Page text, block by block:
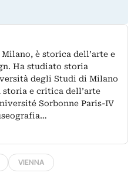
è storica dell’arte e
Ha studiato storia
degli Studi di Milano
storia e critica dell’arte
Sorbonne Paris-IV
VIENNA